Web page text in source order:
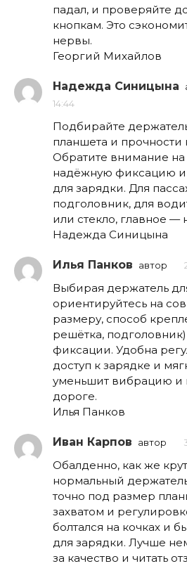
падал, и проверяйте
кнопкам. Это
нервы.
Георгий Михайлов
Надежда Синицына
14:44
Подбирайте
планшета и прочности
Обратите внимание на
надёжную фиксацию и
для зарядки. Для
подголовник, для
или стекло, главное —
Надежда Синицына
Илья Панков автор
Выбирая держатель
ориентируйтесь на
размеру, способ
решётка,
фиксации. Удобна
доступ к зарядке и
уменьшит вибрацию и
дороге.
Илья Панков
Иван Карпов автор
Обалденно, как же
нормальный
точно под размер
захватом и
болтался на кочках и
для зарядки. Лучше
за качество и читать